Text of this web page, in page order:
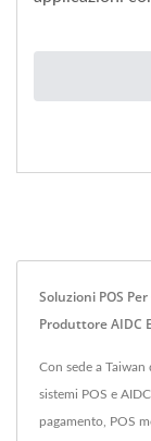
Soluzioni POS
Produttore AIDC
Con sede a
sistemi POS e
pagamento, POS